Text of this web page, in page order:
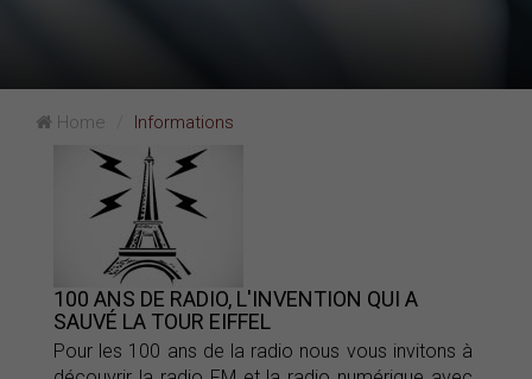
Home Informations
100 ANS DE RADIO, L'INVENTION QUI A
SAUVÉ LA TOUR EIFFEL
Pour les 100 ans de la radio nous vous invitons à